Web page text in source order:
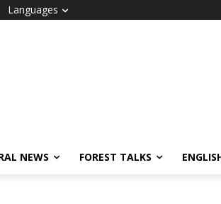
Languages
NEWS FOREST TALKS